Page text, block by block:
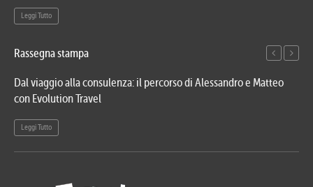
Leggi Tutto
Rassegna stampa
Dal viaggio alla consulenza: il percorso di Alessandro e Matteo
con Evolution Travel
Leggi Tutto